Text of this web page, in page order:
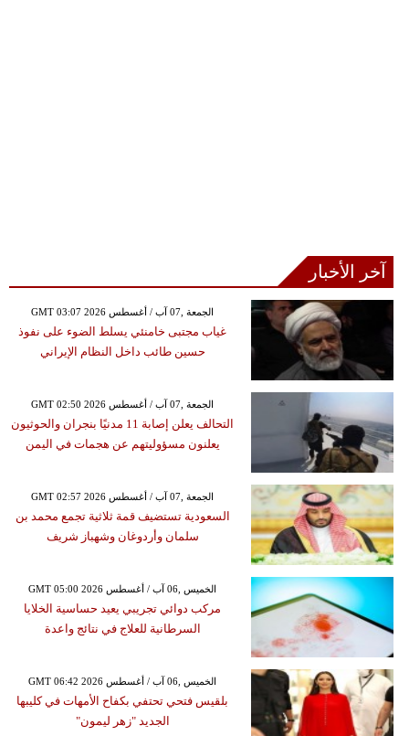
آخر الأخبار
GMT 03:07 2026 الجمعة ,07 آب / أغسطس
غياب مجتبى خامنئي يسلط الضوء على نفوذ
حسين طائب داخل النظام الإيراني
GMT 02:50 2026 الجمعة ,07 آب / أغسطس
التحالف يعلن إصابة 11 مدنيًا بنجران والحوثيون
يعلنون مسؤوليتهم عن هجمات في اليمن
GMT 02:57 2026 الجمعة ,07 آب / أغسطس
السعودية تستضيف قمة ثلاثية تجمع محمد بن
سلمان وأردوغان وشهباز شريف
GMT 05:00 2026 الخميس ,06 آب / أغسطس
مركب دوائي تجريبي يعيد حساسية الخلايا
السرطانية للعلاج في نتائج واعدة
GMT 06:42 2026 الخميس ,06 آب / أغسطس
بلقيس فتحي تحتفي بكفاح الأمهات في كليبها
الجديد "زهر ليمون"